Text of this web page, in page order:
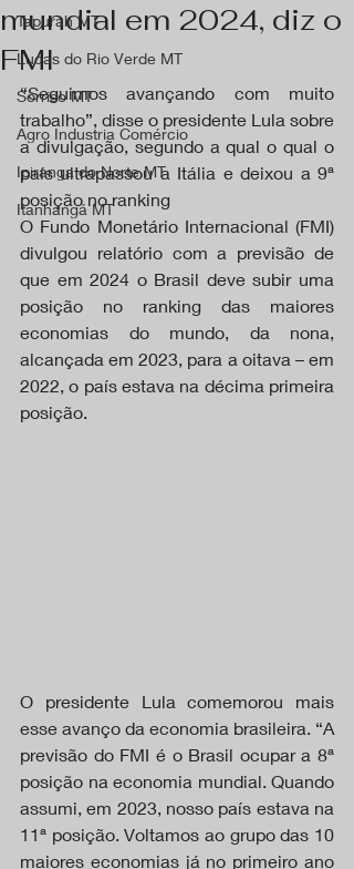
Tapurah MT
Lucas do Rio Verde MT
Sorriso MT
Agro Industria Comércio
Ipiranga do Norte MT
Itanhangá MT
mundial em 2024, diz o
FMI
“Seguimos avançando com muito
trabalho”, disse o presidente Lula sobre
a divulgação, segundo a qual o qual o
país ultrapassou a Itália e deixou a 9ª
posição no ranking
O Fundo Monetário Internacional (FMI)
divulgou relatório com a previsão de
que em 2024 o Brasil deve subir uma
posição no ranking das maiores
economias do mundo, da nona,
alcançada em 2023, para a oitava – em
2022, o país estava na décima primeira
posição.
O presidente Lula comemorou mais
esse avanço da economia brasileira. “A
previsão do FMI é o Brasil ocupar a 8ª
posição na economia mundial. Quando
assumi, em 2023, nosso país estava na
11ª posição. Voltamos ao grupo das 10
maiores economias já no primeiro ano